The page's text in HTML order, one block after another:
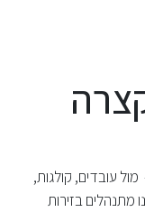
מול עובדים, קולגות,
מתנהלים בזירות